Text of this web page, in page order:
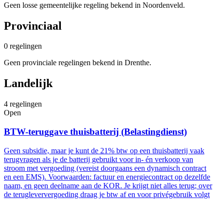
Geen losse gemeentelijke regeling bekend in Noordenveld.
Provinciaal
0 regelingen
Geen provinciale regelingen bekend in Drenthe.
Landelijk
4 regelingen
Open
BTW-teruggave thuisbatterij (Belastingdienst)
Geen subsidie, maar je kunt de 21% btw op een thuisbatterij vaak
terugvragen als je de batterij gebruikt voor in- én verkoop van
stroom met vergoeding (vereist doorgaans een dynamisch contract
en een EMS). Voorwaarden: factuur en energiecontract op dezelfde
naam, en geen deelname aan de KOR. Je krijgt niet alles terug; over
de terugleververgoeding draag je btw af en voor privégebruik volgt